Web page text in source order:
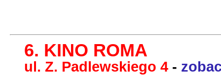
6. KINO ROMA
ul. Z. Padlewskiego 4-